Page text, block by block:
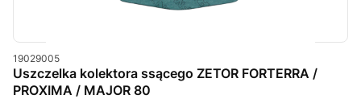
Kod produktu
19029005
Uszczelka kolektora ssącego ZETOR FORTERRA /
PROXIMA / MAJOR 80